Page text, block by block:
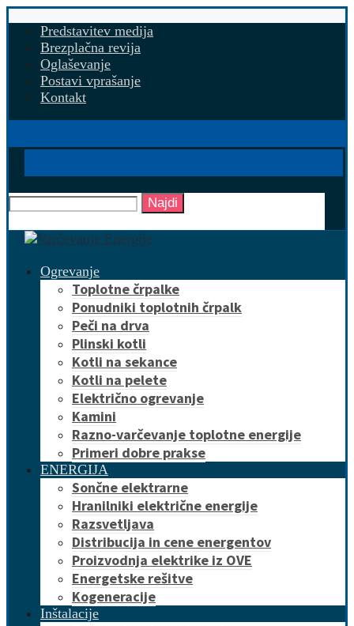
Predstavitev medija
Brezplačna revija
Oglaševanje
Postavi vprašanje
Kontakt
Najdi
Ogrevanje
Toplotne črpalke
Ponudniki toplotnih črpalk
Peči na drva
Plinski kotli
Kotli na sekance
Kotli na pelete
Električno ogrevanje
Kamini
Razno-varčevanje toplotne energije
Primeri dobre prakse
ENERGIJA
Sončne elektrarne
Hranilniki električne energije
Razsvetljava
Distribucija in cene energentov
Proizvodnja elektrike iz OVE
Energetske rešitve
Kogeneracije
Inštalacije